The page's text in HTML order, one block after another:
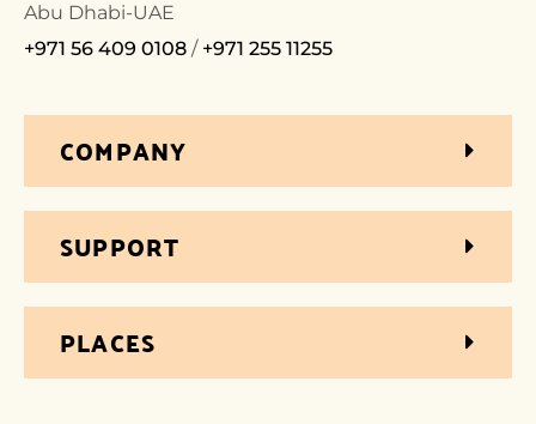
Abu Dhabi-UAE
+971 56 409 0108 / +971 255 11255
COMPANY
SUPPORT
PLACES